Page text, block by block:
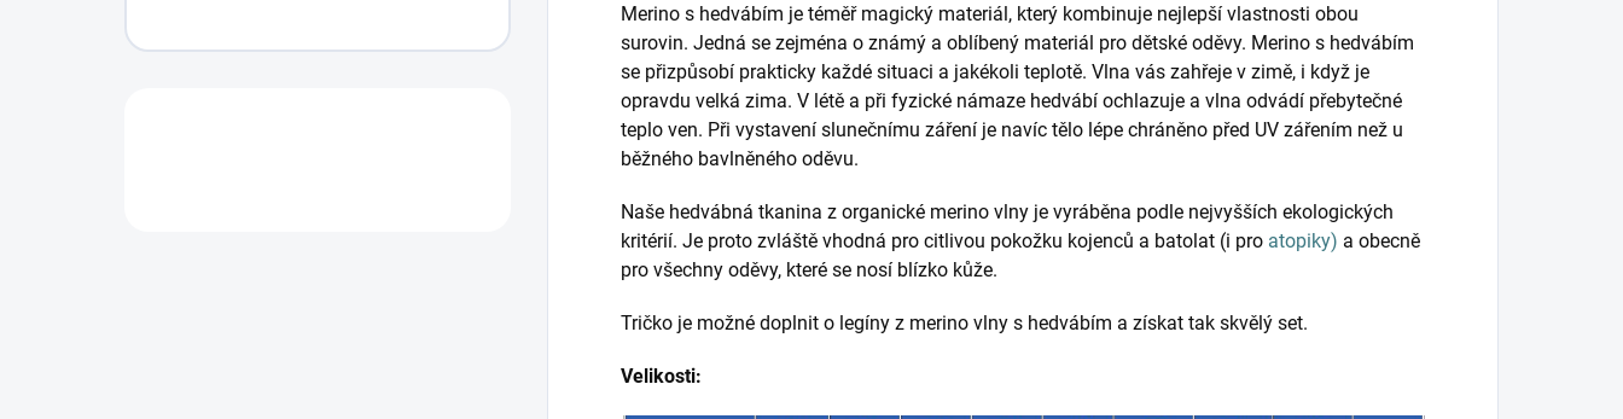
Merino s hedvábím je téměř magický materiál, který kombinuje nejlepší vlastnosti obou
surovin. Jedná se zejména o známý a oblíbený materiál pro dětské oděvy. Merino s hedvábím
se přizpůsobí prakticky každé situaci a jakékoli teplotě. Vlna vás zahřeje v zimě, i když je
opravdu velká zima. V létě a při fyzické námaze hedvábí ochlazuje a vlna odvádí přebytečné
teplo ven. Při vystavení slunečnímu záření je navíc tělo lépe chráněno před UV zářením než u
běžného bavlněného oděvu.
Naše hedvábná tkanina z organické merino vlny je vyráběna podle nejvyšších ekologických
kritérií. Je proto zvláště vhodná pro citlivou pokožku kojenců a batolat (i pro atopiky) a obecně
pro všechny oděvy, které se nosí blízko kůže.
Tričko je možné doplnit o legíny z merino vlny s hedvábím a získat tak skvělý set.
Velikosti: